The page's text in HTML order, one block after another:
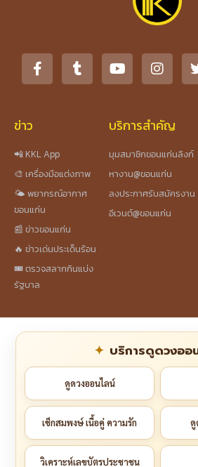
ข่าว
📲 KKL App
🎨 เครื่องมือแต่งภาพ
🌤️ พยากรณ์อากาศ
ขอนแก่น
📰 ข่าวขอนแก่น
🔥 ข่าวเด่นประเด็นร้อน
🎟️ ตรวจสลากกินแบ่ง
รัฐบาล
บริการสำคัญ
มุมสมาชิกขอนแก่นลิงก์
หางาน@ขอนแก่น
ลงประกาศรับสมัครงาน
อีเวนต์@ขอนแก่น
บริการดูดวงออ
ดูดวงออนไลน์
เช็กสมพงษ์ เนื้อคู่ ความรัก ดู
วิเคราะห์เลขบัตรประชาชน